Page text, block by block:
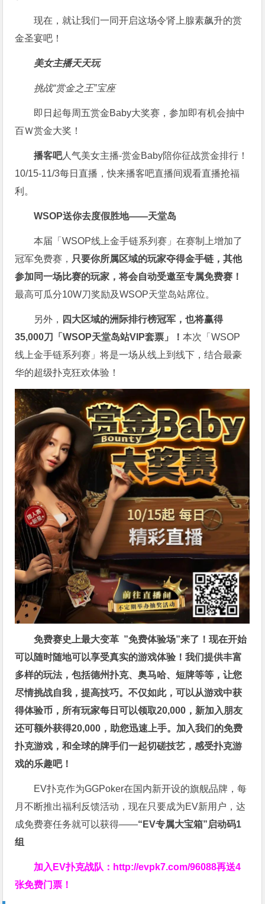
现在，就让我们一同开启这场令肾上腺素飙升的赏
金圣宴吧！
美女主播天天玩
挑战“赏金之王”宝座
即日起每周五赏金Baby大奖赛，参加即有机会抽中
百Ｗ赏金大奖！
播客吧人气美女主播-赏金Baby陪你征战赏金排行！
10/15-11/3每日直播，快来播客吧直播间观看直播抢福
利。
WSOP送你去度假胜地——天堂岛
本届「WSOP线上金手链系列赛」在赛制上增加了
冠军免费赛， 只要你所属区域的玩家夺得金手链，其他
参加同一场比赛的玩家，将会自动受邀至专属免费赛！
最高可瓜分10W刀奖励及WSOP天堂岛站席位。
另外， 四大区域的洲际排行榜冠军，也将赢得
35,000刀「WSOP天堂岛站VIP套票」！本次「WSOP
线上金手链系列赛」将是一场从线上到线下，结合最豪
华的超级扑克狂欢体验！
免费赛史上最大变革 ”免费体验场”来了！现在开始
可以随时随地可以享受真实的游戏体验！我们提供丰富
多样的玩法，包括德州扑克、奥马哈、短牌等等，让您
尽情挑战自我，提高技巧。不仅如此， 可以从游戏中获
得体验币，所有玩家每日可以领取20,000，新加入朋友
还可额外获得20,000，助您迅速上手。 加入我们的免费
扑克游戏，和全球的牌手们一起切磋技艺，感受扑克游
戏的乐趣吧！
EV扑克作为GGPoker在国内新开设的旗舰品牌，每
月不断推出福利反馈活动，现在只要成为EV新用户，达
成免费赛任务就可以获得——“EV专属大宝箱”启动码1
组
加入EV扑克战队： http://evpk7.com/96088再送4
张免费门票！